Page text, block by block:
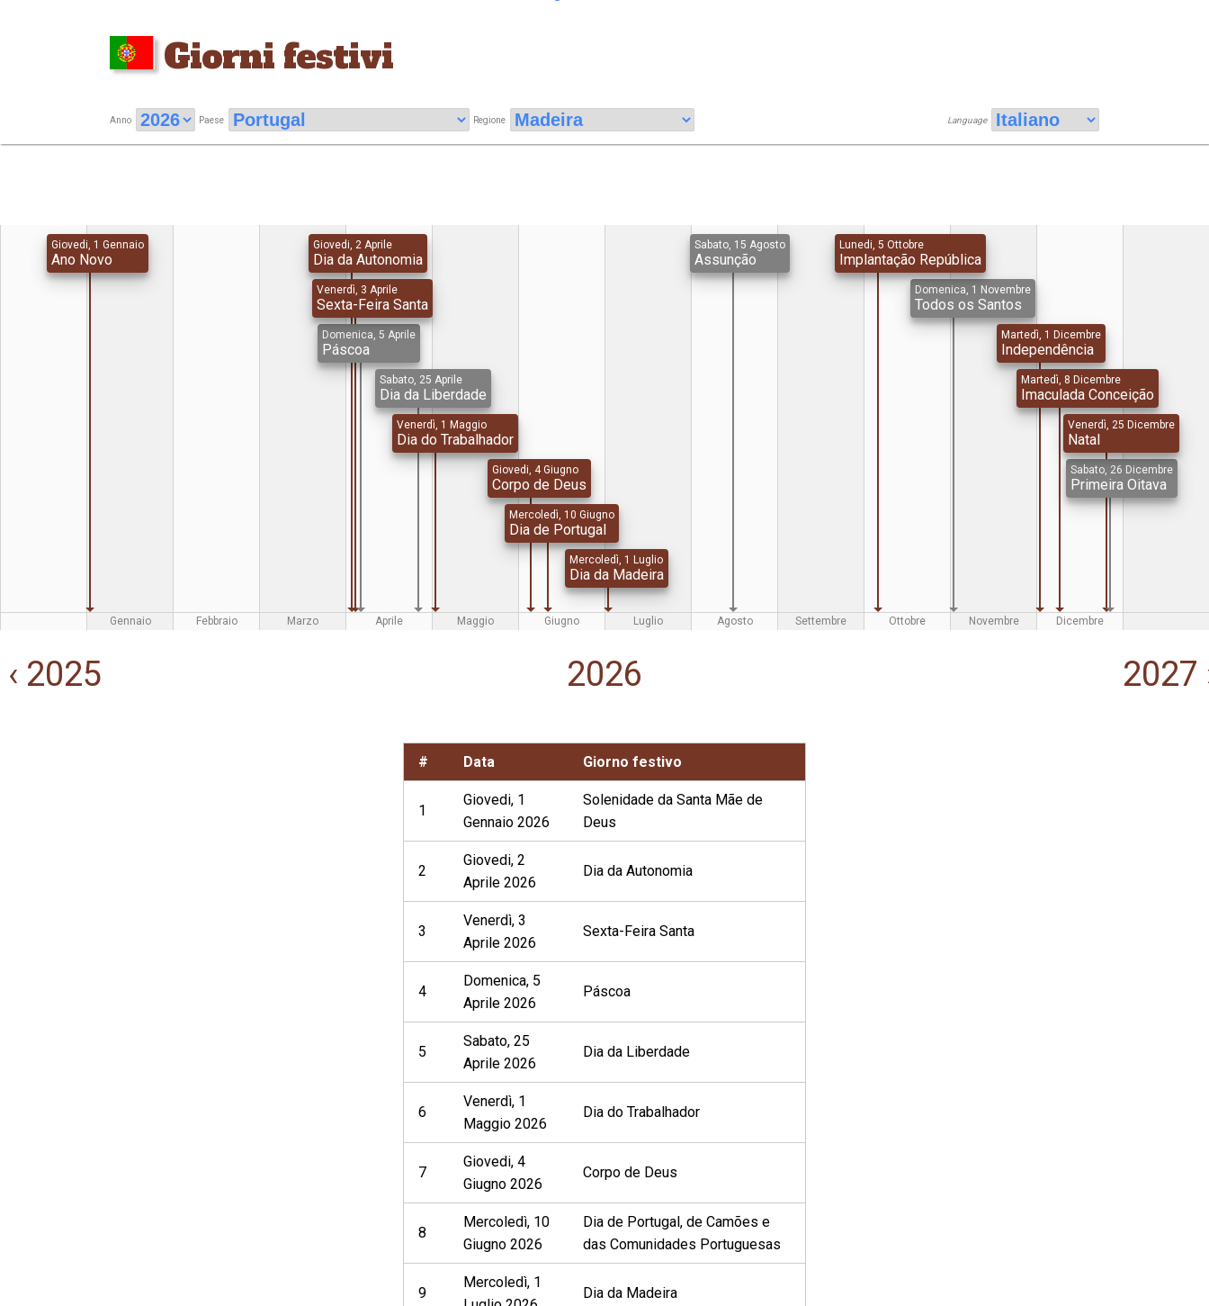
Giorni festivi
Anno Paese Regione Language
Giovedi, 1 Gennaio
Ano Novo
Giovedi, 2 Aprile
Dia da Autonomia
Venerdì, 3 Aprile
Sexta-Feira Santa
Domenica, 5 Aprile
Páscoa
Sabato, 25 Aprile
Dia da Liberdade
Venerdì, 1 Maggio
Dia do Trabalhador
Giovedi, 4 Giugno
Corpo de Deus
Mercoledì, 10 Giugno
Dia de Portugal
Mercoledì, 1 Luglio
Dia da Madeira
Sabato, 15 Agosto
Assunção
Lunedi, 5 Ottobre
Implantação República
Domenica, 1 Novembre
Todos os Santos
Martedì, 1 Dicembre
Independência
Martedì, 8 Dicembre
Imaculada Conceição
Venerdì, 25 Dicembre
Natal
Sabato, 26 Dicembre
Primeira Oitava
Gennaio Febbraio Marzo Aprile Maggio Giugno Luglio Agosto Settembre Ottobre Novembre Dicembre
‹ 2025 2026 2027
# Data Giorno festivo
1
Giovedi, 1
Gennaio 2026
Solenidade da Santa Mãe de
Deus
2
Giovedi, 2
Aprile 2026
Dia da Autonomia
3
Venerdì, 3
Aprile 2026
Sexta-Feira Santa
4
Domenica, 5
Aprile 2026
Páscoa
5
Sabato, 25
Aprile 2026
Dia da Liberdade
6
Venerdì, 1
Maggio 2026
Dia do Trabalhador
7
Giovedi, 4
Giugno 2026
Corpo de Deus
8
Mercoledì, 10
Giugno 2026
Dia de Portugal, de Camões e
das Comunidades Portuguesas
9
Mercoledì, 1
Dia da Madeira